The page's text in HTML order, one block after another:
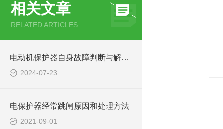
相关文章
RELATED ARTICLES
电动机保护器自身故障判断与解决方案EOCRss
2024-07-23
电保护器经常跳闸原因和处理方法
2021-09-01